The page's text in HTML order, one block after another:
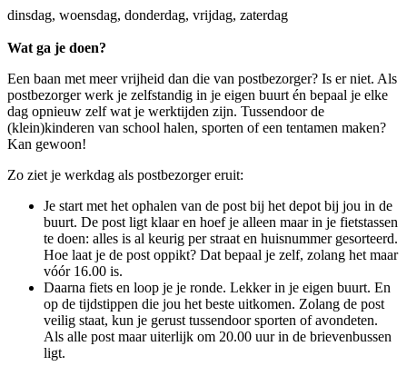
dinsdag, woensdag, donderdag, vrijdag, zaterdag
Wat ga je doen?
Een baan met meer vrijheid dan die van postbezorger? Is er niet. Als
postbezorger werk je zelfstandig in je eigen buurt én bepaal je elke
dag opnieuw zelf wat je werktijden zijn. Tussendoor de
(klein)kinderen van school halen, sporten of een tentamen maken?
Kan gewoon!
Zo ziet je werkdag als postbezorger eruit:
Je start met het ophalen van de post bij het depot bij jou in de
buurt. De post ligt klaar en hoef je alleen maar in je fietstassen
te doen: alles is al keurig per straat en huisnummer gesorteerd.
Hoe laat je de post oppikt? Dat bepaal je zelf, zolang het maar
vóór 16.00 is.
Daarna fiets en loop je je ronde. Lekker in je eigen buurt. En
op de tijdstippen die jou het beste uitkomen. Zolang de post
veilig staat, kun je gerust tussendoor sporten of avondeten.
Als alle post maar uiterlijk om 20.00 uur in de brievenbussen
ligt.